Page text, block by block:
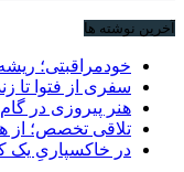
آخرین نوشته ها
خودمراقبتی؛
سفری از فتوا تا
هنر پیروزی در
تلاقی تخصص؛ از
در خاکسپاریِ یک